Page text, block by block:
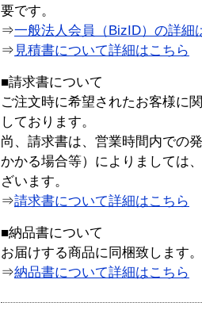
要です。
⇒一般法人会員（BizID）の詳細
⇒ 見積書について詳細はこちら
■請求書について
ご注文時に希望されたお客様に
しております。
尚、請求書は、営業時間内での
かかる場合等）によりましては
ざいます。
⇒請求書について詳細はこちら
■納品書について
お届けする商品に同梱致します。
⇒納品書について詳細はこちら